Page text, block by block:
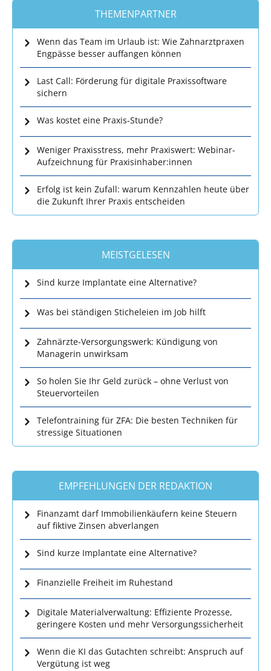
THEMENPARTNER
Wenn das Team im Urlaub ist: Wie Zahnarztpraxen
Engpässe besser auffangen können
Last Call: Förderung für digitale Praxissoftware
sichern
Was kostet eine Praxis-Stunde?
Weniger Praxisstress, mehr Praxiswert: Webinar-
Aufzeichnung für Praxisinhaber:innen
Erfolg ist kein Zufall: warum Kennzahlen heute über
die Zukunft Ihrer Praxis entscheiden
MEISTGELESEN
Sind kurze Implantate eine Alternative?
Was bei ständigen Sticheleien im Job hilft
Zahnärzte-Versorgungswerk: Kündigung von
Managerin unwirksam
So holen Sie Ihr Geld zurück – ohne Verlust von
Steuervorteilen
Telefontraining für ZFA: Die besten Techniken für
stressige Situationen
EMPFEHLUNGEN DER REDAKTION
Finanzamt darf Immobilienkäufern keine Steuern
auf fiktive Zinsen abverlangen
Sind kurze Implantate eine Alternative?
Finanzielle Freiheit im Ruhestand
Digitale Materialverwaltung: Effiziente Prozesse,
geringere Kosten und mehr Versorgungssicherheit
Wenn die KI das Gutachten schreibt: Anspruch auf
Vergütung ist weg